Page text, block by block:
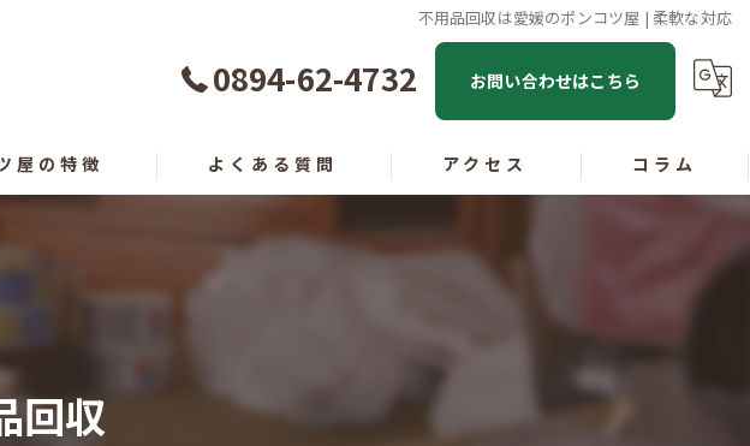
不用品回収は愛媛のポンコツ屋 | 柔軟な対応
0894-62-4732 お問い合わせはこちら
屋の特徴
回収
よくある質問 アクセス コラム
回収